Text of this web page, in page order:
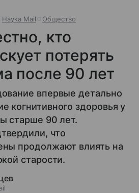
Наука Mail Общество
кто
потерять
после 90 лет
впервые детально
когнитивного здоровья у
старше 90 лет.
что
продолжают влиять на
старости.